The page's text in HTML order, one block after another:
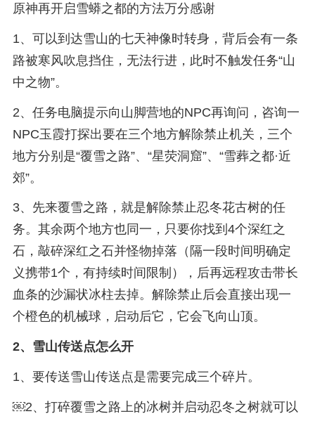
原神再开启雪蟒之都的方法万分感谢
1、可以到达雪山的七天神像时转身，背后会有一条
路被寒风吹息挡住，无法行进，此时不触发任务“山
中之物”。
2、任务电脑提示向山脚营地的NPC再询问，咨询一
NPC玉霞打探出要在三个地方解除禁止机关，三个
地方分别是“覆雪之路”、“星荧洞窟”、“雪葬之都·近
郊”。
3、先来覆雪之路，就是解除禁止忍冬花古树的任
务。其余两个地方也同一，只要你找到4个深红之
石，敲碎深红之石并怪物掉落（隔一段时间明确定
义携带1个，有持续时间限制），后再远程攻击带长
血条的沙漏状冰柱去掉。解除禁止后会直接出现一
个橙色的机械球，启动后它，它会飞向山顶。
2、 雪山传送点怎么开
1、要传送雪山传送点是需要完成三个碎片。
￼2、打碎覆雪之路上的冰树并启动忍冬之树就可以